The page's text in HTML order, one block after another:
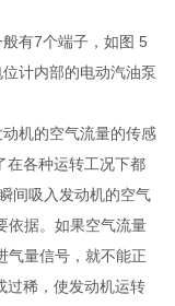
有7个端子，如图 5
计内部的电动汽油泵
机的空气流量的传感
在各种运转工况下都
间吸入发动机的空气
依据。如果空气流量
气量信号，就不能正
过稀，使发动机运转